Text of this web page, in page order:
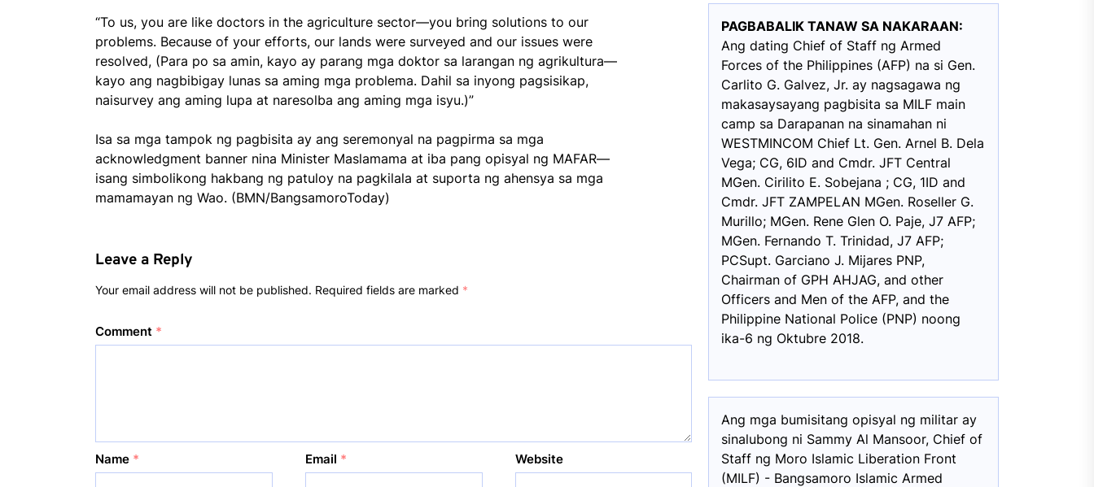
“To us, you are like doctors in the agriculture sector—you bring solutions to our
problems. Because of your efforts, our lands were surveyed and our issues were
resolved, (Para po sa amin, kayo ay parang mga doktor sa larangan ng agrikultura—
kayo ang nagbibigay lunas sa aming mga problema. Dahil sa inyong pagsisikap,
naisurvey ang aming lupa at naresolba ang aming mga isyu.)”
Isa sa mga tampok ng pagbisita ay ang seremonyal na pagpirma sa mga
acknowledgment banner nina Minister Maslamama at iba pang opisyal ng MAFAR—
isang simbolikong hakbang ng patuloy na pagkilala at suporta ng ahensya sa mga
mamamayan ng Wao. (BMN/BangsamoroToday)
Leave a Reply
Your email address will not be published. Required fields are marked *
Comment *
Name * Email * Website
PAGBABALIK TANAW SA NAKARAAN:
Ang dating Chief of Staff ng Armed
Forces of the Philippines (AFP) na si Gen.
Carlito G. Galvez, Jr. ay nagsagawa ng
makasaysayang pagbisita sa MILF main
camp sa Darapanan na sinamahan ni
WESTMINCOM Chief Lt. Gen. Arnel B. Dela
Vega; CG, 6ID and Cmdr. JFT Central
MGen. Cirilito E. Sobejana ; CG, 1ID and
Cmdr. JFT ZAMPELAN MGen. Roseller G.
Murillo; MGen. Rene Glen O. Paje, J7 AFP;
MGen. Fernando T. Trinidad, J7 AFP;
PCSupt. Garciano J. Mijares PNP,
Chairman of GPH AHJAG, and other
Officers and Men of the AFP, and the
Philippine National Police (PNP) noong
ika-6 ng Oktubre 2018.
Ang mga bumisitang opisyal ng militar ay
sinalubong ni Sammy Al Mansoor, Chief of
Staff ng Moro Islamic Liberation Front
(MILF) - Bangsamoro Islamic Armed